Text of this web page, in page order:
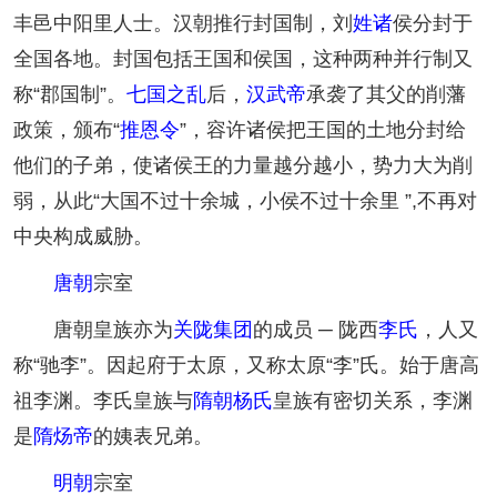
丰邑中阳里人士。汉朝推行封国制，刘 姓诸侯分封于
全国各地。封国包括王国和侯国，这种两种并行制又
称“郡国制”。 七国之乱后， 汉武帝承袭了其父的削藩
政策，颁布“推恩令”，容许诸侯把王国的土地分封给
他们的子弟，使诸侯王的力量越分越小，势力大为削
弱，从此“大国不过十余城，小侯不过十余里 ”,不再对
中央构成威胁。
唐朝宗室
唐朝皇族亦为关陇集团 的成员 ─ 陇西李氏 ，人又
称“驰李”。因起府于太原，又称太原“李”氏。始于唐高
祖李渊。李氏皇族与隋朝杨氏皇族有密切关系，李渊
是隋炀帝的姨表兄弟。
明朝宗室